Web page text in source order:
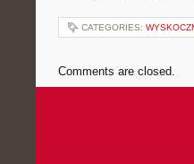
CATEGORIES:
Comments are closed.